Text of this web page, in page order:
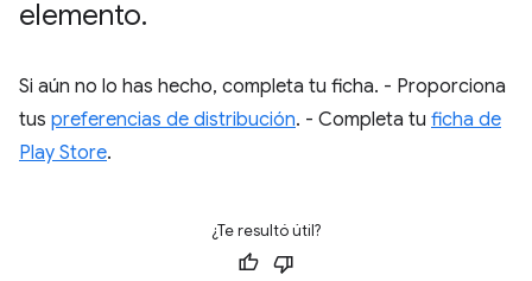
elemento.
Si aún no lo has hecho, completa tu ficha. - Proporciona
tus preferencias de distribución. - Completa tu ficha de
Play Store.
¿Te resultó útil?